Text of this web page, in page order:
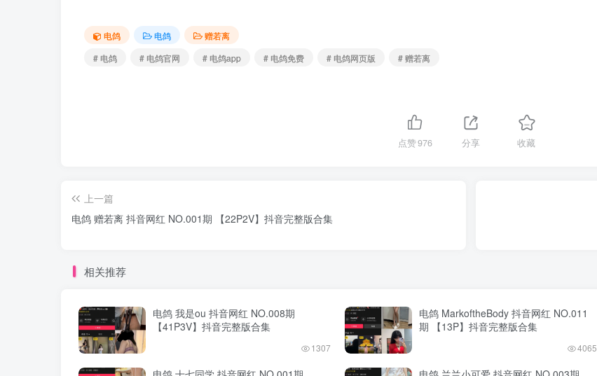
电鸽 电鸽
赠若离
# 电鸽
# 电鸽官网 # 电鸽app # 电鸽免费 # 电鸽网页版 # 赠若离
点赞976 分享 收藏
上一篇
电鸽 赠若离 抖音网红 NO.001期 【22P2V】抖音完整版合集
相关推荐
电鸽 我是ou 抖音网红 NO.008期
【41P3V】抖音完整版合集
1307
电鸽 MarkoftheBody 抖音网红 NO.011
期 【13P】抖音完整版合集
4065